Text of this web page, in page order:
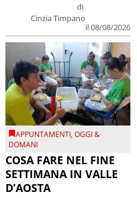
di
Cinzia Timpano
il 08/08/2026
APPUNTAMENTI,OGGI &
DOMANI
COSA FARE NEL FINE
SETTIMANA IN VALLE
D’AOSTA